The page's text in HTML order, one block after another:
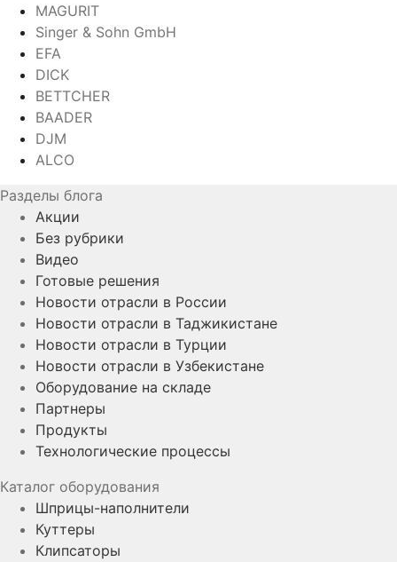
MAGURIT
Singer & Sohn GmbH
EFA
DICK
BETTCHER
BAADER
DJM
ALCO
Разделы блога
Акции
Без рубрики
Видео
Готовые решения
Новости отрасли в России
Новости отрасли в Таджикистане
Новости отрасли в Турции
Новости отрасли в Узбекистане
Оборудование на складе
Партнеры
Продукты
Технологические процессы
Каталог оборудования
Шприцы-наполнители
Куттеры
Клипсаторы